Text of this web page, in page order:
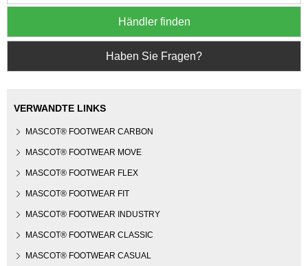
Händler finden
Haben Sie Fragen?
VERWANDTE LINKS
MASCOT® FOOTWEAR CARBON
MASCOT® FOOTWEAR MOVE
MASCOT® FOOTWEAR FLEX
MASCOT® FOOTWEAR FIT
MASCOT® FOOTWEAR INDUSTRY
MASCOT® FOOTWEAR CLASSIC
MASCOT® FOOTWEAR CASUAL